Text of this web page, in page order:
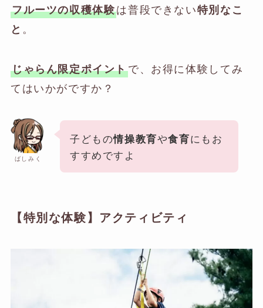
フルーツの収穫体験は普段できない特別なこ
と 。
じゃらん限定ポイントで、お得に体験してみ
てはいかがですか？
ばしみく
子どもの情操教育や食育にもお
すすめですよ
【特別な体験】アクティビティ